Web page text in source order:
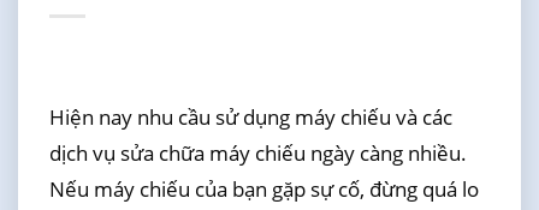
Hiện nay nhu cầu sử dụng máy chiếu và các
dịch vụ sửa chữa máy chiếu ngày càng nhiều.
Nếu máy chiếu của bạn gặp sự cố, đừng quá lo